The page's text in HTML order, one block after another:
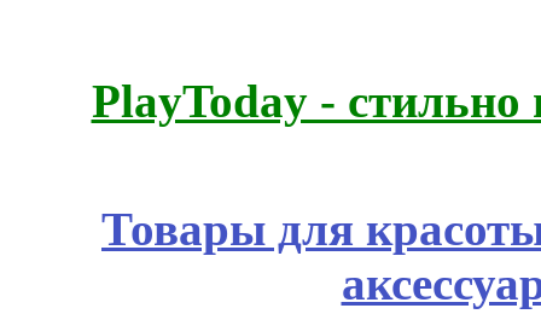
PlayToday -
Товары для